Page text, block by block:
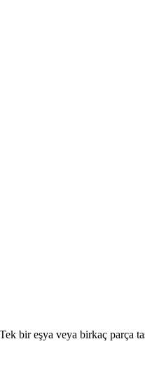
bir eşya veya birkaç parça